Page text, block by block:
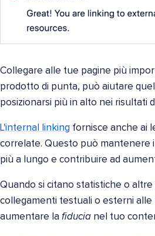
Collegare alle tue pagine più
prodotto di punta, può aiutare
posizionarsi più in alto nei risultati
L'internal linking fornisce anche ai
correlate. Questo può mantenere
più a lungo e contribuire ad
Quando si citano statistiche o
collegamenti testuali o esterni alle
aumentare la fiducia nel tuo